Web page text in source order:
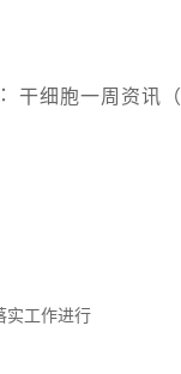
： 干细胞一周资讯
实工作进行